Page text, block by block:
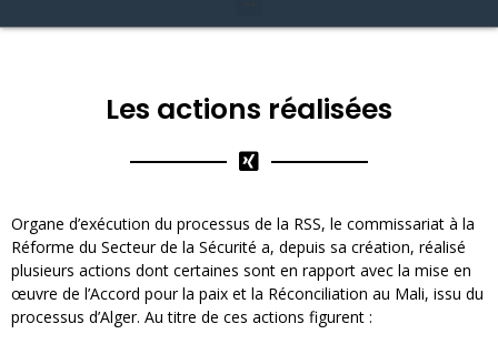
Les actions réalisées
Organe d’exécution du processus de la RSS, le commissariat à la
Réforme du Secteur de la Sécurité a, depuis sa création, réalisé
plusieurs actions dont certaines sont en rapport avec la mise en
œuvre de l’Accord pour la paix et la Réconciliation au Mali, issu du
processus d’Alger. Au titre de ces actions figurent :